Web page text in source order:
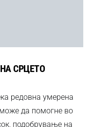
СРЦЕТО
редовна умерена
да помогне во
подобрување на